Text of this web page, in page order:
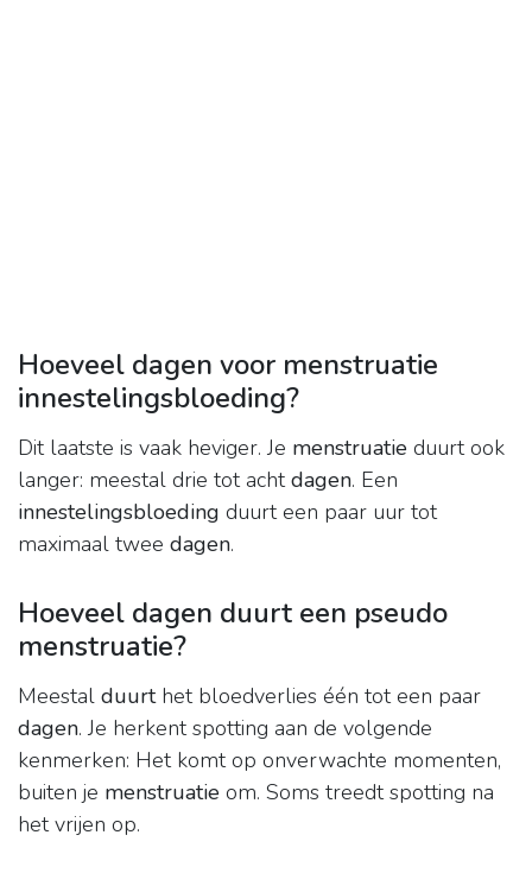
Hoeveel dagen voor menstruatie
innestelingsbloeding?
Dit laatste is vaak heviger. Je menstruatie duurt ook
langer: meestal drie tot achtdagen. Een
innestelingsbloeding duurt een paar uur tot
maximaal twee dagen.
Hoeveel dagen duurt een pseudo
menstruatie?
Meestal duurthet bloedverlies één tot een paar
dagen. Je herkent spotting aan de volgende
kenmerken: Het komt op onverwachte momenten,
buiten je menstruatie om. Soms treedt spotting na
het vrijen op.